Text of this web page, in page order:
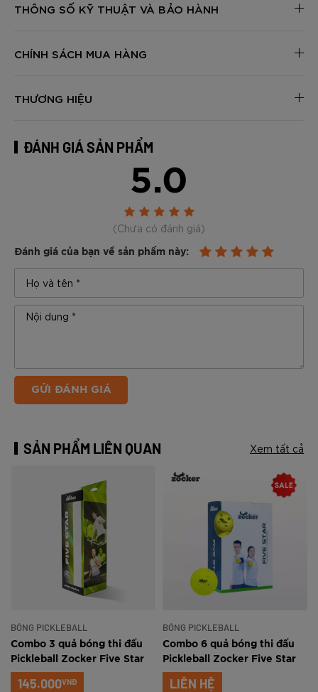
THÔNG SỐ KỸ THUẬT VÀ BẢO HÀNH
CHÍNH SÁCH MUA HÀNG
THƯƠNG HIỆU
ĐÁNH GIÁ SẢN PHẨM
5.0
(Chưa có đánh giá)
Đánh giá của bạn về sản phẩm này:
GỬI ĐÁNH GIÁ
SẢN PHẨM LIÊN QUAN Xem tất cả
BÓNG PICKLEBALL
Combo 3 quả bóng thi đấu
Pickleball Zocker Five Star
145.000VNĐ
BÓNG PICKLEBALL
Combo 6 quả bóng thi đấu
Pickleball Zocker Five Star
LIÊN HỆ